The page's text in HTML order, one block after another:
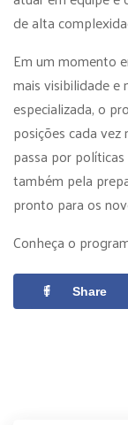
de alta
Em um momento
mais visibilidade
especializada, o
posições cada
passa por
também pela
pronto para os
Conheça o
Share